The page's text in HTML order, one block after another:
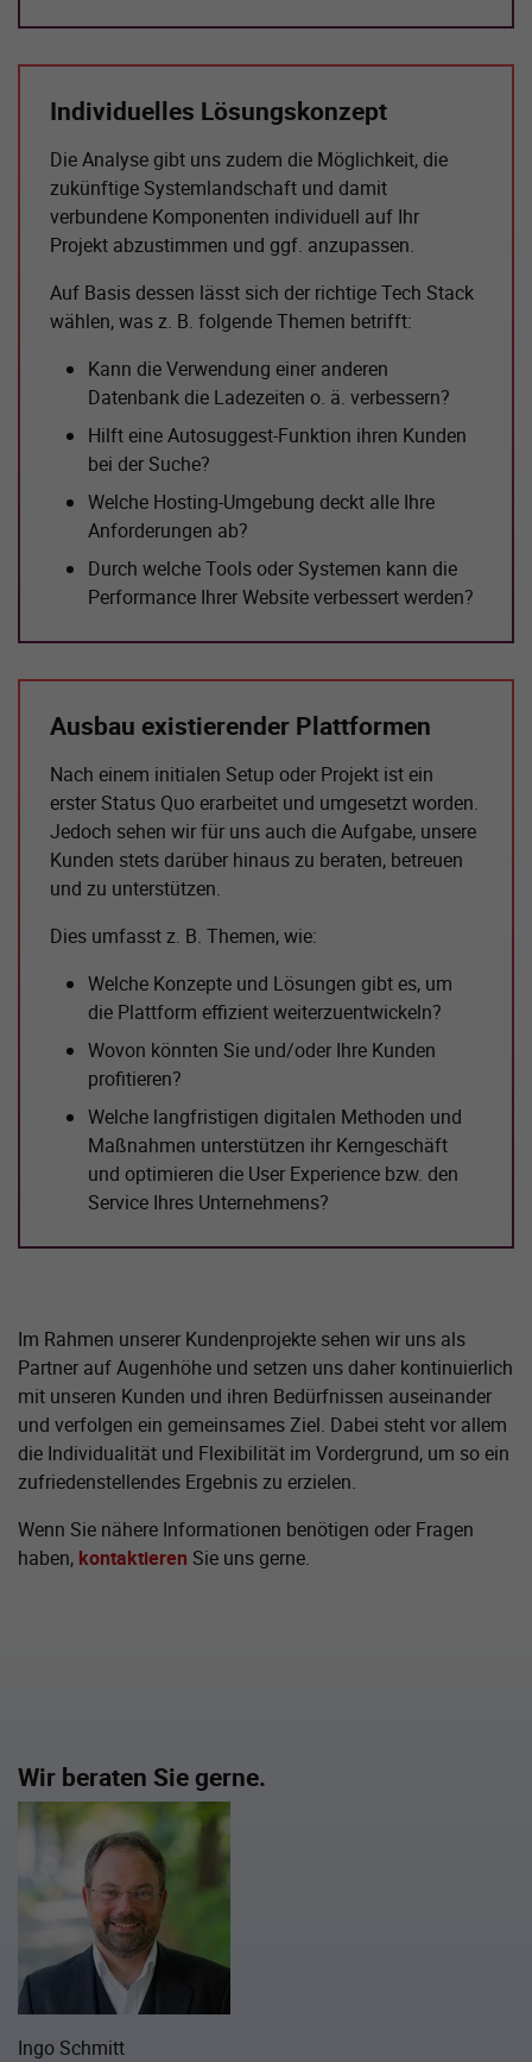
Individuelles Lösungskonzept
Die Analyse gibt uns zudem die Möglichkeit, die
zukünftige Systemlandschaft und damit
verbundene Komponenten individuell auf Ihr
Projekt abzustimmen und ggf. anzupassen.
Auf Basis dessen lässt sich der richtige Tech Stack
wählen, was z. B. folgende Themen betrifft:
Kann die Verwendung einer anderen
Datenbank die Ladezeiten o. ä. verbessern?
Hilft eine Autosuggest-Funktion ihren Kunden
bei der Suche?
Welche Hosting-Umgebung deckt alle Ihre
Anforderungen ab?
Durch welche Tools oder Systemen kann die
Performance Ihrer Website verbessert werden?
Ausbau existierender Plattformen
Nach einem initialen Setup oder Projekt ist ein
erster Status Quo erarbeitet und umgesetzt worden.
Jedoch sehen wir für uns auch die Aufgabe, unsere
Kunden stets darüber hinaus zu beraten, betreuen
und zu unterstützen.
Dies umfasst z. B. Themen, wie:
Welche Konzepte und Lösungen gibt es, um
die Plattform effizient weiterzuentwickeln?
Wovon könnten Sie und/oder Ihre Kunden
profitieren?
Welche langfristigen digitalen Methoden und
Maßnahmen unterstützen ihr Kerngeschäft
und optimieren die User Experience bzw. den
Service Ihres Unternehmens?
Im Rahmen unserer Kundenprojekte sehen wir uns als
Partner auf Augenhöhe und setzen uns daher kontinuierlich
mit unseren Kunden und ihren Bedürfnissen auseinander
und verfolgen ein gemeinsames Ziel. Dabei steht vor allem
die Individualität und Flexibilität im Vordergrund, um so ein
zufriedenstellendes Ergebnis zu erzielen.
Wenn Sie nähere Informationen benötigen oder Fragen
haben, kontaktieren Sie uns gerne.
Wir beraten Sie gerne.
Ingo Schmitt